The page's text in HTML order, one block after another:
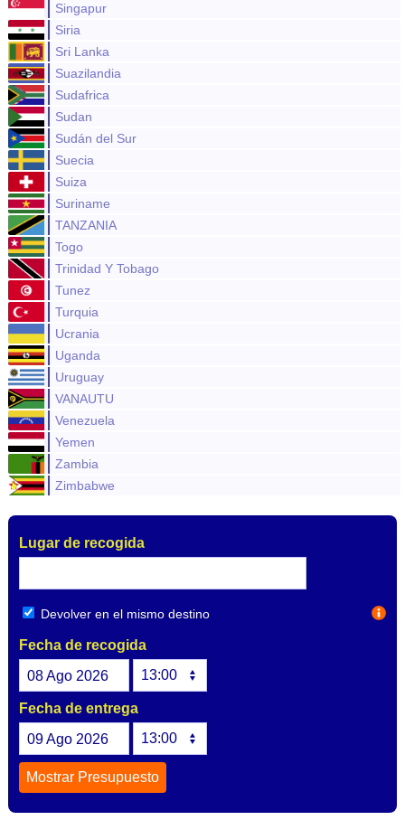
Singapur
Siria
Sri Lanka
Suazilandia
Sudafrica
Sudan
Sudán del Sur
Suecia
Suiza
Suriname
TANZANIA
Togo
Trinidad Y Tobago
Tunez
Turquia
Ucrania
Uganda
Uruguay
VANAUTU
Venezuela
Yemen
Zambia
Zimbabwe
Lugar de recogida
Devolver en el mismo destino
Fecha de recogida
08Ago 2026
Fecha de entrega
09Ago 2026